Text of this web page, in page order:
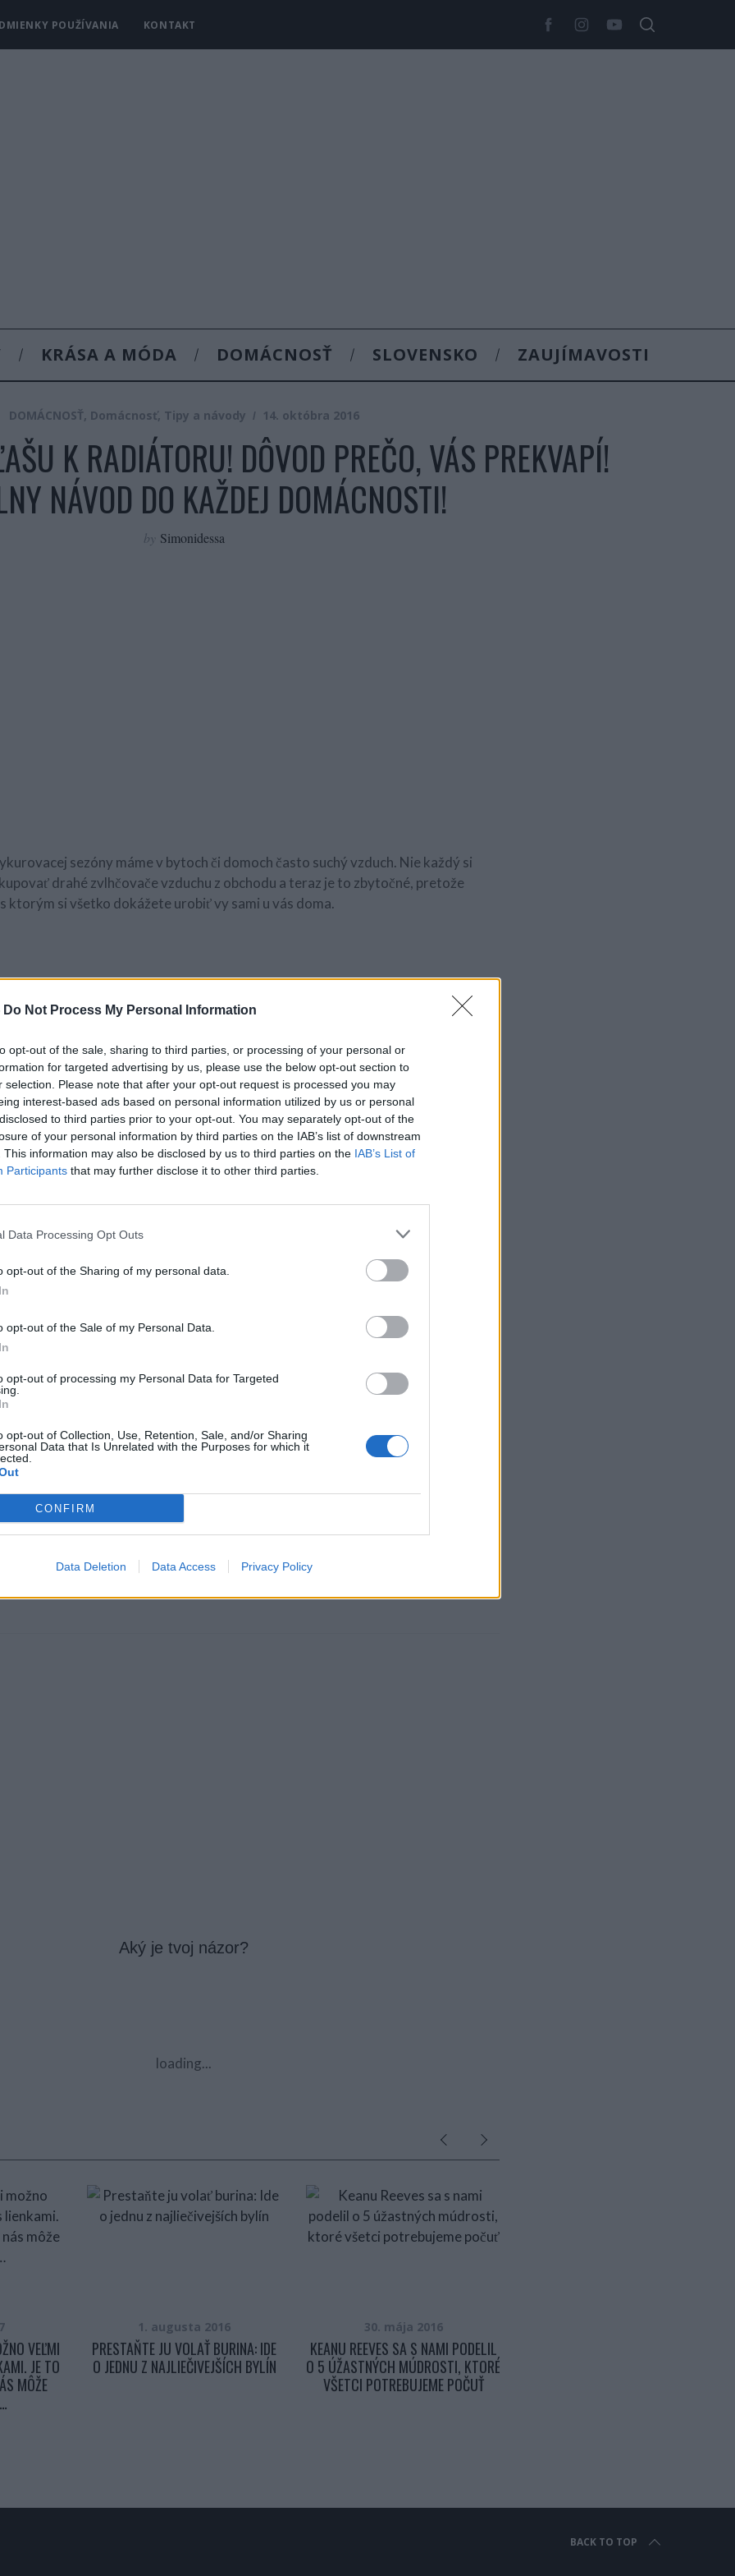
Do Not Process My Personal Information
opt-out of the sale, sharing to third parties, or processing of your personal or
for targeted advertising by us, please use the below opt-out section to
selection. Please note that after your opt-out request is processed you may
interest-based ads based on personal information utilized by us or personal
to third parties prior to your opt-out. You may separately opt-out of the
of your personal information by third parties on the IAB’s list of downstream
This information may also be disclosed by us to third parties on the IAB’s List of
Participants that may further disclose it to other third parties.
Data Processing Opt Outs
opt-out of the Sharing of my personal data.
opt-out of the Sale of my Personal Data.
opt-out of processing my Personal Data for Targeted
opt-out of Collection, Use, Retention, Sale, and/or Sharing
Data that Is Unrelated with the Purposes for which it
CONFIRM
Data Deletion Data Access Privacy Policy
POUŽÍVANIA KONTAKT
KRÁSA A MÓDA DOMÁCNOSŤ SLOVENSKO ZAUJÍMAVOSTI
DOMÁCNOSŤ, Domácnosť, Tipy a návody 14. októbra 2016
K RADIÁTORU! DÔVOD PREČO, VÁS PREKVAPÍ!
NÁVOD DO KAŽDEJ DOMÁCNOSTI!
by Simonidessa
sezóny máme v bytoch či domoch často suchý vzduch. Nie každý si
drahé zvlhčovače vzduchu z obchodu a teraz je to zbytočné, pretože
ktorým si všetko dokážete urobiť vy sami u vás doma.
lepiacej pásky
širokú a 10cm dlhú dierku.
drôtikov alebo lepiacou páskou.
vrstiev – dĺžka 8-12cm.
vodu (môžete pridať aj pár kvapiek esenciálneho oleja).
vyrobiť jednoduchý zvlhčovač vzduchu a už samy sa rozhodnete, či ho
nie. Ak zistíte, že ho budete potrebovať, môžete ho nahradiť zariadením z
prípade to môžete vyhodiť.
sa a užívajte si: 6 tipov, ako mať z intímneho zblíženia intenzívnejší pôžitok
Aký je tvoj názor?
loading...
VEĽMI
JE TO
MÔŽE
1. augusta 2016
PRESTAŇTE JU VOLAŤ BURINA: IDE
O JEDNU Z NAJLIEČIVEJŠÍCH BYLÍN
30. mája 2016
KEANU REEVES SA S NAMI PODELIL
O 5 ÚŽASTNÝCH MÚDROSTI, KTORÉ
VŠETCI POTREBUJEME POČUŤ
BACK TO TOP